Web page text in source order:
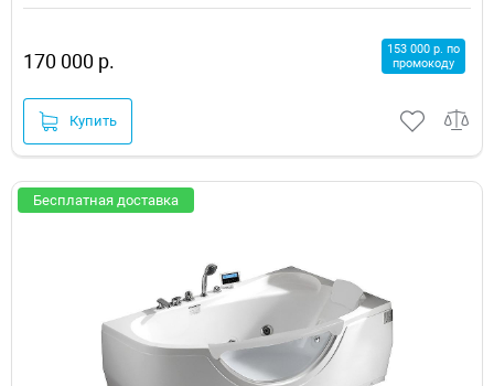
170 000 р.
153 000 р. по
промокоду
Купить
Бесплатная доставка